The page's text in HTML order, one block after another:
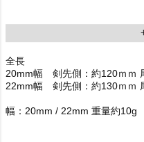
全長
20mm幅 剣先側：約120ｍｍ
22mm幅 剣先側：約130ｍｍ
幅：20mm / 22mm 重量約10g